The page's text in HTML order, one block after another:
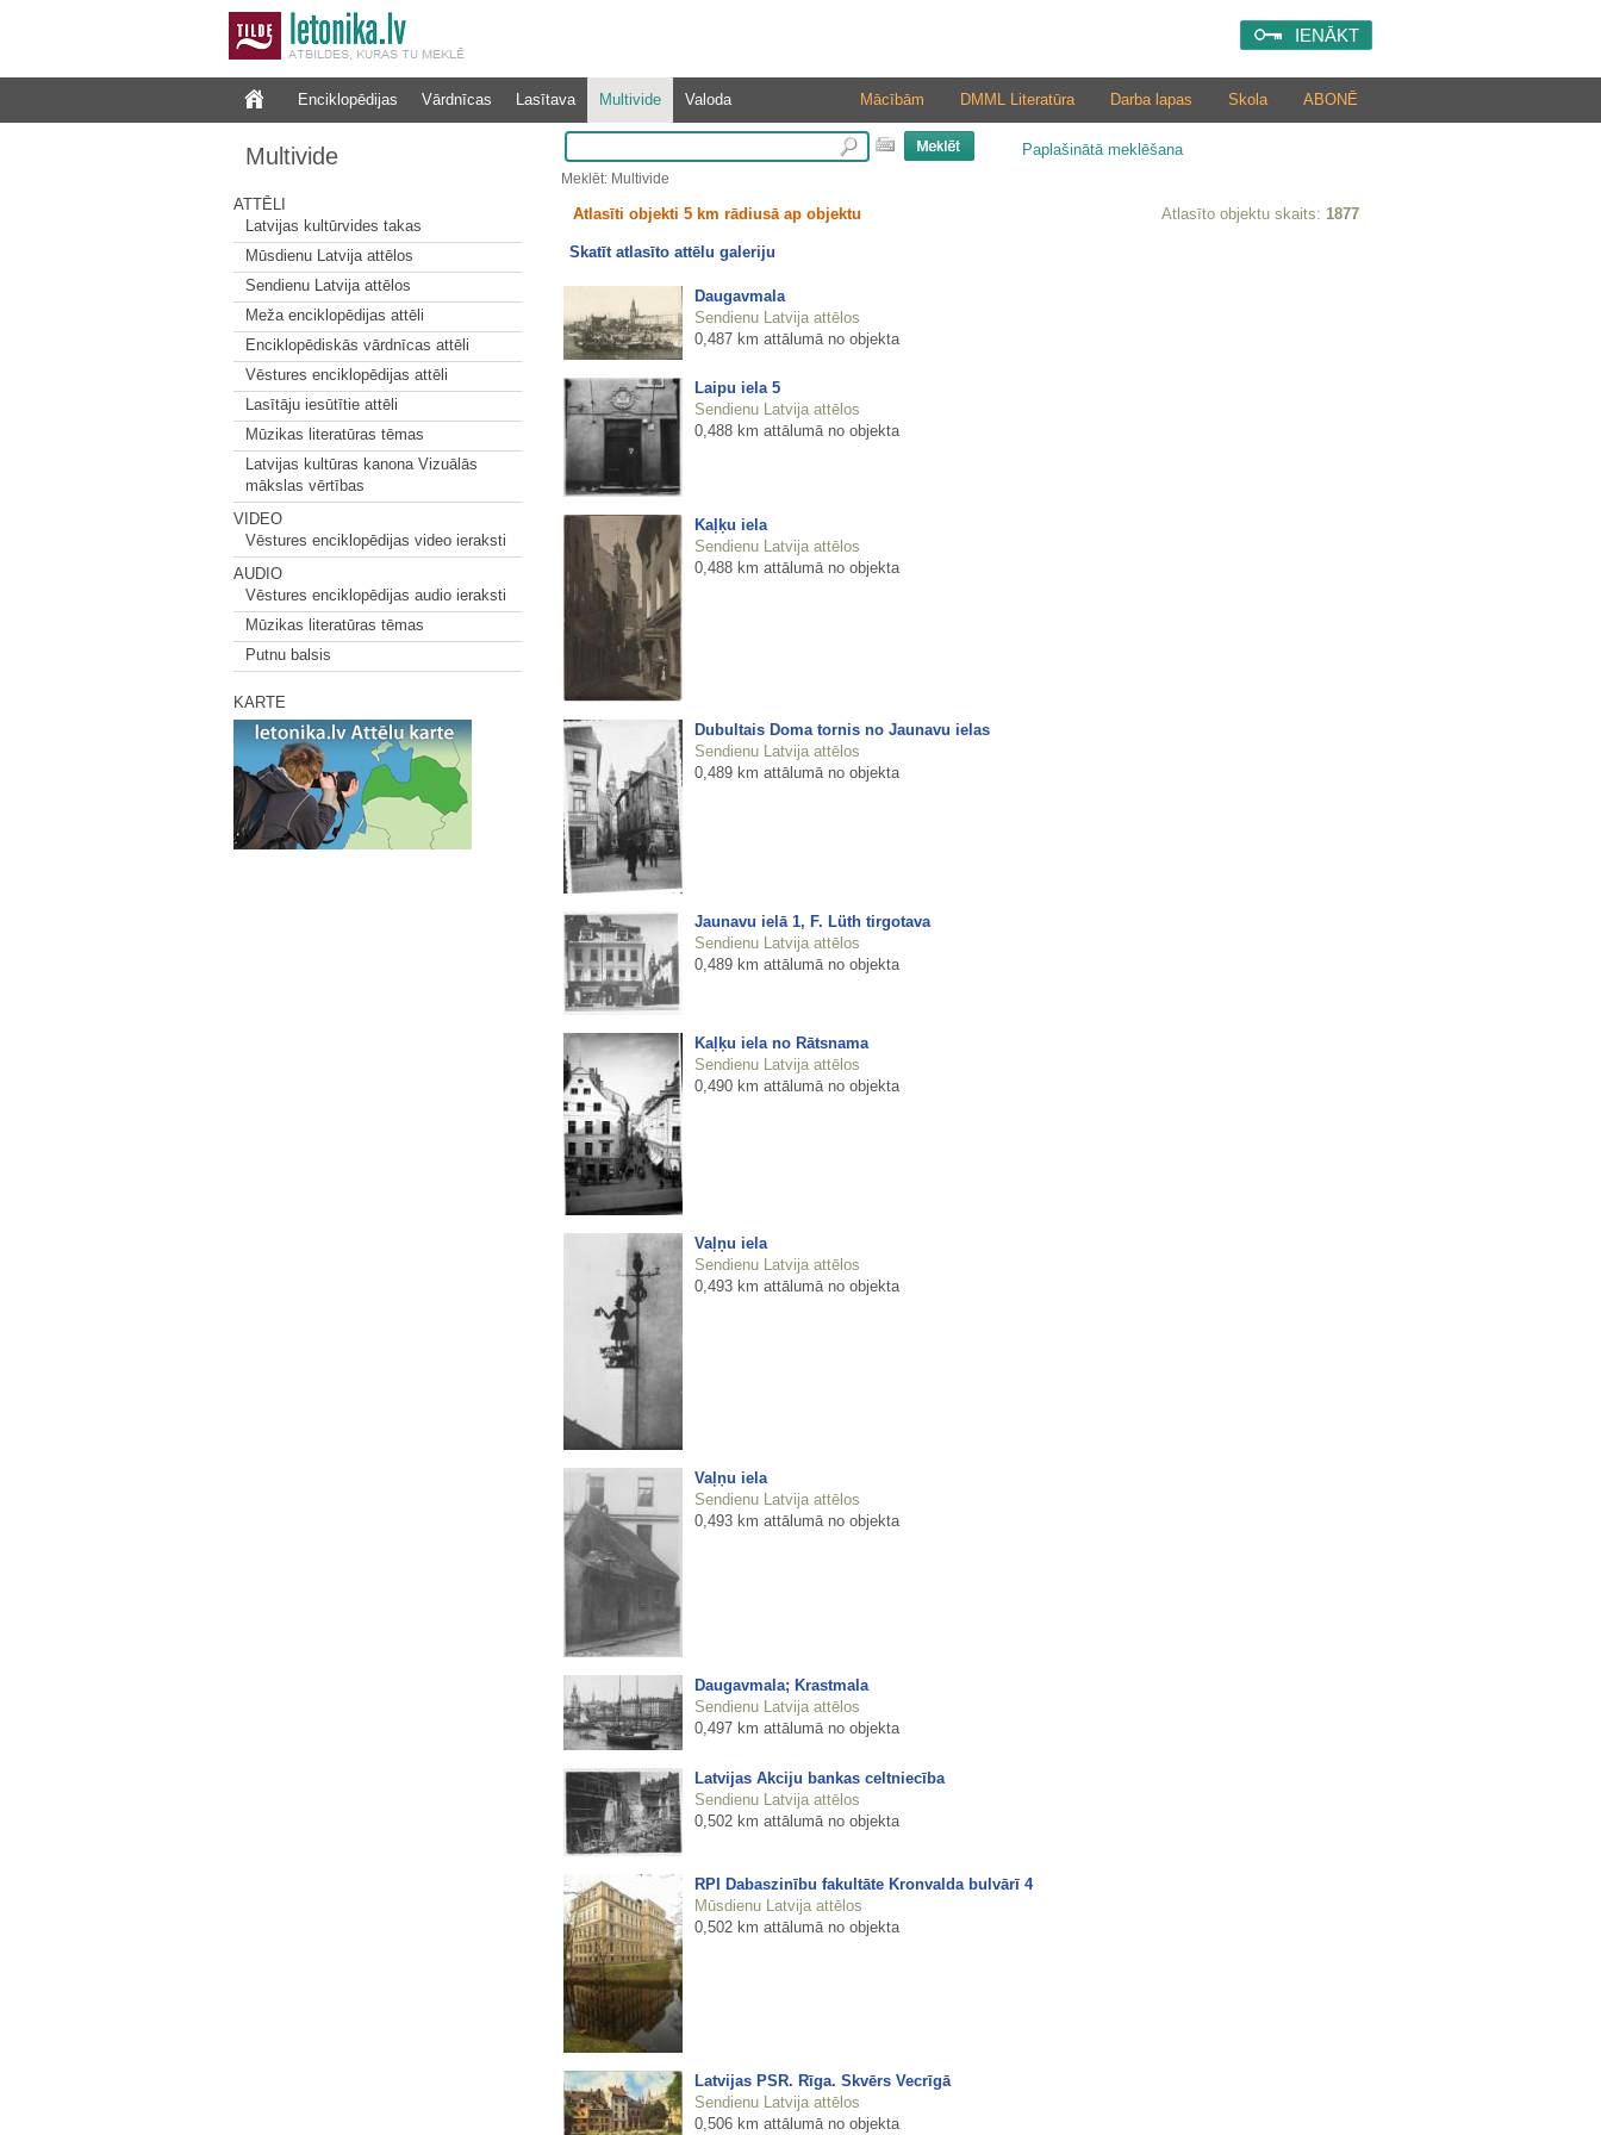
IENĀKT
Enciklopēdijas Vārdnīcas Lasītava Multivide Valoda ABONĒ
Skola
Darba lapas
DMML Literatūra
Mācībām
Multivide
ATTĒLI
Latvijas kultūrvides takas
Mūsdienu Latvija attēlos
Sendienu Latvija attēlos
Meža enciklopēdijas attēli
Enciklopēdiskās vārdnīcas attēli
Vēstures enciklopēdijas attēli
Lasītāju iesūtītie attēli
Mūzikas literatūras tēmas
Latvijas kultūras kanona Vizuālās
mākslas vērtības
VIDEO
Vēstures enciklopēdijas video ieraksti
AUDIO
Vēstures enciklopēdijas audio ieraksti
Mūzikas literatūras tēmas
Putnu balsis
KARTE
Paplašinātā meklēšana
Meklēt: Multivide
Atlasīti objekti 5 km rādiusā ap objektu Atlasīto objektu skaits: 1877
Skatīt atlasīto attēlu galeriju
Daugavmala
Sendienu Latvija attēlos
0,487 km attālumā no objekta
Laipu iela 5
Sendienu Latvija attēlos
0,488 km attālumā no objekta
Kaļķu iela
Sendienu Latvija attēlos
0,488 km attālumā no objekta
Dubultais Doma tornis no Jaunavu ielas
Sendienu Latvija attēlos
0,489 km attālumā no objekta
Jaunavu ielā 1, F. Lüth tirgotava
Sendienu Latvija attēlos
0,489 km attālumā no objekta
Kaļķu iela no Rātsnama
Sendienu Latvija attēlos
0,490 km attālumā no objekta
Vaļņu iela
Sendienu Latvija attēlos
0,493 km attālumā no objekta
Vaļņu iela
Sendienu Latvija attēlos
0,493 km attālumā no objekta
Daugavmala; Krastmala
Sendienu Latvija attēlos
0,497 km attālumā no objekta
Latvijas Akciju bankas celtniecība
Sendienu Latvija attēlos
0,502 km attālumā no objekta
RPI Dabaszinību fakultāte Kronvalda bulvārī 4
Mūsdienu Latvija attēlos
0,502 km attālumā no objekta
Latvijas PSR. Rīga. Skvērs Vecrīgā
Sendienu Latvija attēlos
0,506 km attālumā no objekta